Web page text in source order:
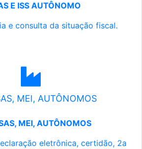
E ISS AUTÔNOMO
e consulta da situação fiscal.
MEI, AUTÔNOMOS
MEI, AUTÔNOMOS
eletrônica, certidão, 2a